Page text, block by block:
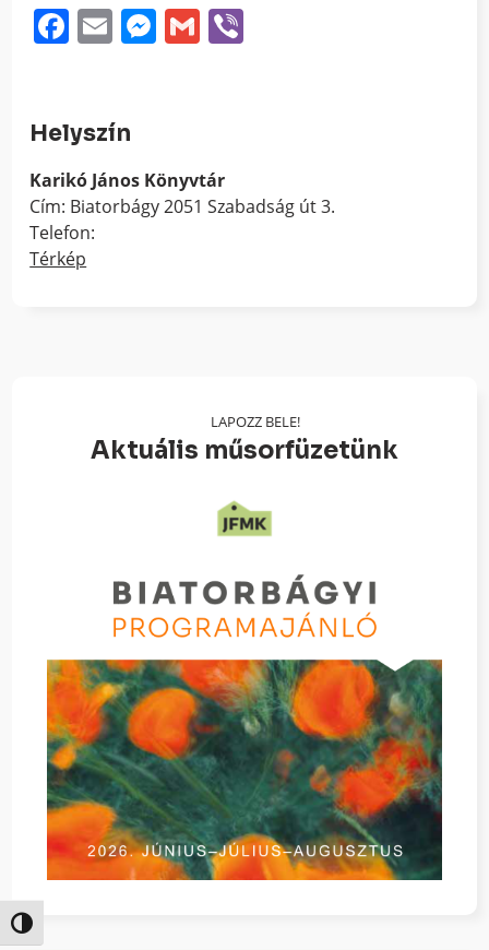
Nagy kontraszt váltása
Facebook
EmailMessenger
Gmail
Helyszín
Karikó János Könyvtár
Cím: Biatorbágy 2051 Szabadság út 3.
Telefon:
Térkép
LAPOZZ BELE!
Aktuális műsorfüzetünk